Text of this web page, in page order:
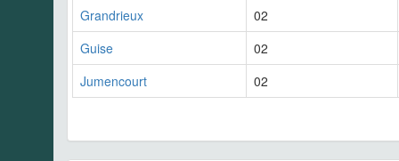
Grandrieux
02
Guise
02
Jumencourt
02